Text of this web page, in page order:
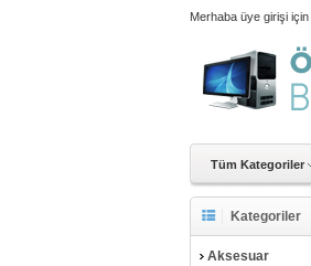
Merhaba üye girişi için
Tüm Kategoriler
Kategoriler
Aksesuar